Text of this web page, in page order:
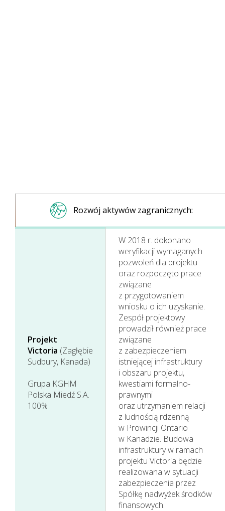
Rozwój aktywów zagranicznych:
Projekt
Victoria (Zagłębie
Sudbury, Kanada)
Grupa KGHM
Polska Miedź S.A.
100%
W 2018 r. dokonano
weryfikacji wymaganych
pozwoleń dla projektu
oraz rozpoczęto prace
związane
z przygotowaniem
wniosku o ich uzyskanie.
Zespół projektowy
prowadził również prace
związane
z zabezpieczeniem
istniejącej infrastruktury
i obszaru projektu,
kwestiami formalno-
prawnymi
oraz utrzymaniem relacji
z ludnością rdzenną
w Prowincji Ontario
w Kanadzie. Budowa
infrastruktury w ramach
projektu Victoria będzie
realizowana w sytuacji
zabezpieczenia przez
Spółkę nadwyżek środków
finansowych.